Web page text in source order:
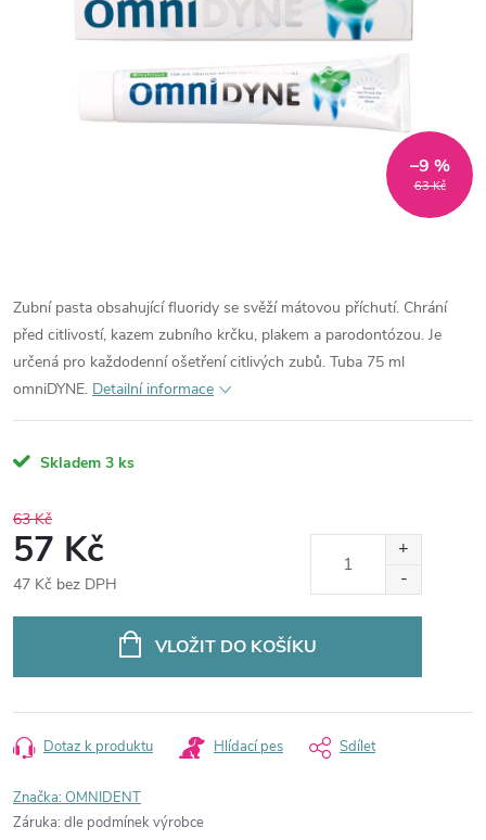
63 Kč
–9 %
Zubní pasta obsahující fluoridy se svěží mátovou příchutí. Chrání
před citlivostí, kazem zubního krčku, plakem a parodontózou. Je
určená pro každodenní ošetření citlivých zubů. Tuba 75 ml
omniDYNE. Detailní informace
Skladem 3 ks
63 Kč
57 Kč
47 Kč bez DPH
VLOŽIT DO KOŠÍKU
Dotaz k produktu Hlídací pes Sdílet
Značka:OMNIDENT
Záruka: dle podmínek výrobce